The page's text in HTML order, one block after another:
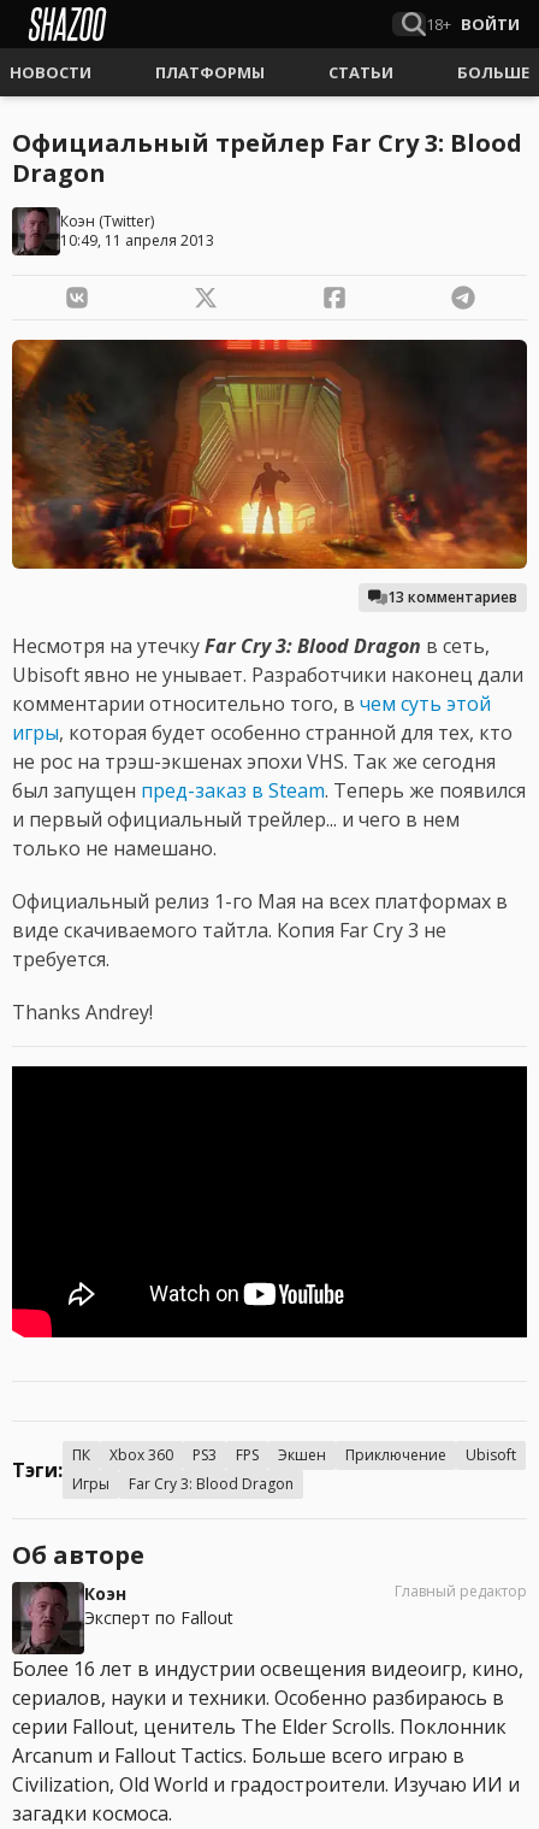
18+ ВОЙТИ
НОВОСТИ ПЛАТФОРМЫ СТАТЬИ БОЛЬШЕ
Официальный трейлер Far Cry 3: Blood
Dragon
Коэн (Twitter)
10:49, 11 апреля 2013
13 комментариев
Несмотря на утечкуFar Cry 3: Blood Dragon в сеть,
Ubisoft явно не унывает. Разработчики наконец дали
комментарии относительно того, в чем суть этой
игры, которая будет особенно странной для тех, кто
не рос на трэш-экшенах эпохи VHS. Так же сегодня
был запущен пред-заказ в Steam. Теперь же появился
и первый официальный трейлер... и чего в нем
только не намешано.
Официальный релиз 1-го Мая на всех платформах в
виде скачиваемого тайтла. Копия Far Cry 3 не
требуется.
Thanks Andrey!
Тэги:
ПК Xbox 360 PS3 FPS Экшен Приключение
Ubisoft
Игры
Far Cry 3: Blood Dragon
Об авторе
Коэн
Эксперт по Fallout
Главный редактор
Более 16 лет в индустрии освещения видеоигр, кино,
сериалов, науки и техники. Особенно разбираюсь в
серии Fallout, ценитель The Elder Scrolls. Поклонник
Arcanum и Fallout Tactics. Больше всего играю в
Civilization, Old World и градостроители. Изучаю ИИ и
загадки космоса.